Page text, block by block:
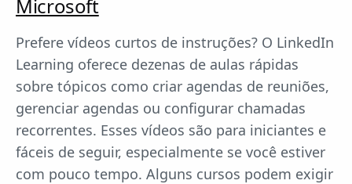
Microsoft
Prefere vídeos curtos de instruções? O LinkedIn
Learning oferece dezenas de aulas rápidas
sobre tópicos como criar agendas de reuniões,
gerenciar agendas ou configurar chamadas
recorrentes. Esses vídeos são para iniciantes e
fáceis de seguir, especialmente se você estiver
com pouco tempo. Alguns cursos podem exigir